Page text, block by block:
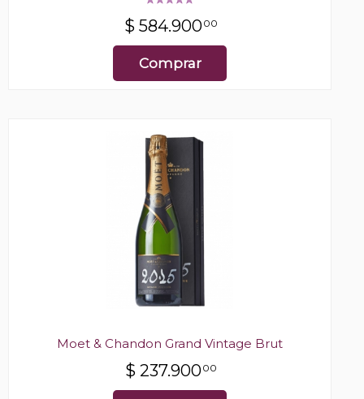
$ 584.90000
Comprar
Moet & Chandon Grand Vintage Brut
$ 237.90000